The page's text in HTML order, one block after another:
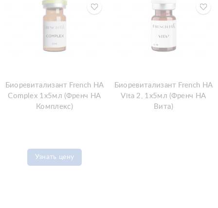
Биоревитализант French HA
Complex 1x5мл (Френч HA
Комплекс)
Узнать цену
Биоревитализант French HA
Vita 2, 1x5мл (Френч HA
Вита)